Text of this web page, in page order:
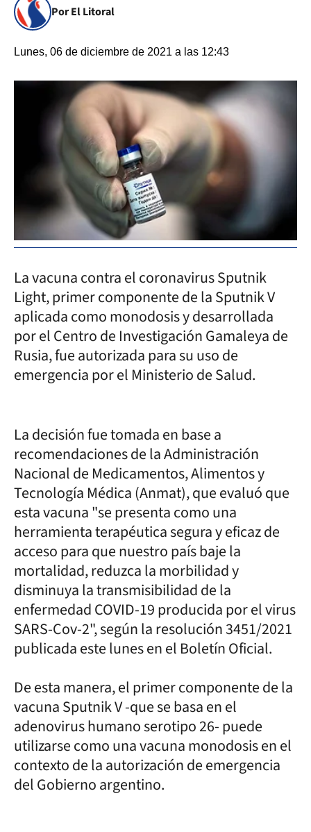
Por El Litoral
Lunes, 06 de diciembre de 2021 a las 12:43
La vacuna contra el coronavirus Sputnik
Light, primer componente de la Sputnik V
aplicada como monodosis y desarrollada
por el Centro de Investigación Gamaleya de
Rusia, fue autorizada para su uso de
emergencia por el Ministerio de Salud.
La decisión fue tomada en base a
recomendaciones de la Administración
Nacional de Medicamentos, Alimentos y
Tecnología Médica (Anmat), que evaluó que
esta vacuna "se presenta como una
herramienta terapéutica segura y eficaz de
acceso para que nuestro país baje la
mortalidad, reduzca la morbilidad y
disminuya la transmisibilidad de la
enfermedad COVID-19 producida por el virus
SARS-Cov-2", según la resolución 3451/2021
publicada este lunes en el Boletín Oficial.
De esta manera, el primer componente de la
vacuna Sputnik V -que se basa en el
adenovirus humano serotipo 26- puede
utilizarse como una vacuna monodosis en el
contexto de la autorización de emergencia
del Gobierno argentino.